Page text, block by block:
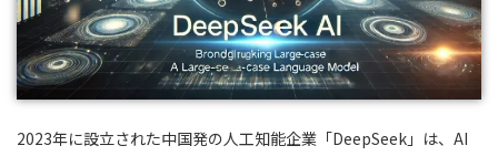
2023年に設立された中国発の人工知能企業「DeepSeek」は、AI